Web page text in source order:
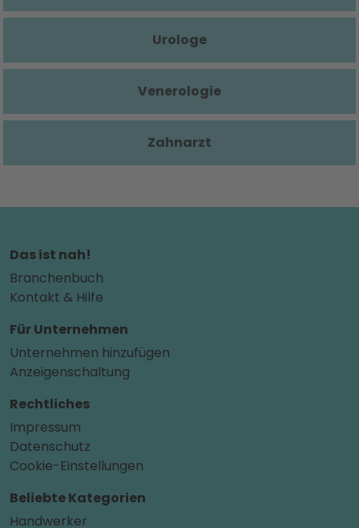
Urologe
Venerologie
Zahnarzt
Das ist nah!
Branchenbuch
Kontakt & Hilfe
Für Unternehmen
Unternehmen hinzufügen
Anzeigenschaltung
Rechtliches
Impressum
Datenschutz
Cookie-Einstellungen
Beliebte Kategorien
Handwerker